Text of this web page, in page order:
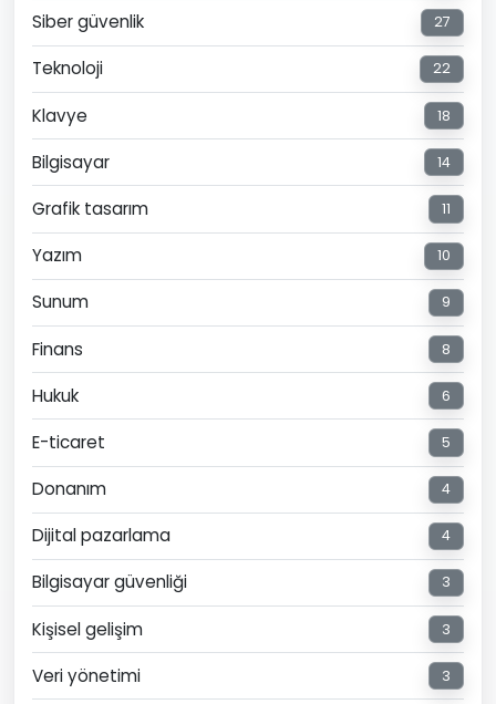
Siber güvenlik 27
Teknoloji 22
Klavye 18
Bilgisayar 14
Grafik tasarım 11
Yazım 10
Sunum 9
Finans 8
Hukuk 6
E-ticaret 5
Donanım 4
Dijital pazarlama 4
Bilgisayar güvenliği 3
Kişisel gelişim 3
Veri yönetimi 3